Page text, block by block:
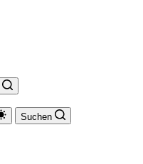
Suchen